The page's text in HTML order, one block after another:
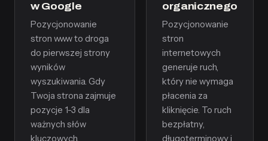
w Google
Pozycjonowanie
stron www to droga
do pierwszej strony
wyników
wyszukiwania. Gdy
Twoja strona zajmuje
pozycje 1-3 dla
ważnych słów
kluczowych,
organicznego
Pozycjonowanie
stron
internetowych
generuje ruch,
który nie wymaga
płacenia za
kliknięcie. To ruch
bezpłatny,
długoterminowy i